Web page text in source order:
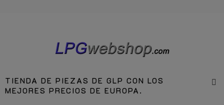
TIENDA DE PIEZAS DE GLP CON LOS
MEJORES PRECIOS DE EUROPA.